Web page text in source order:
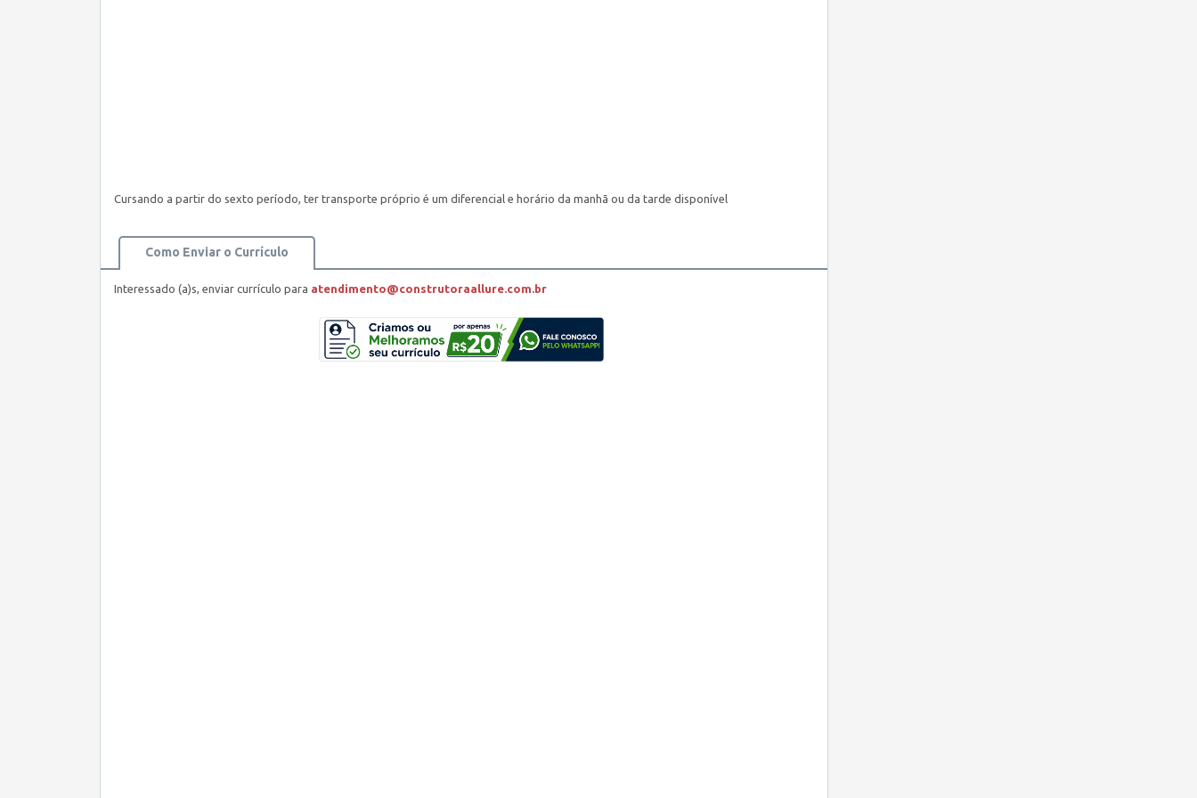
Cursando a partir do sexto período, ter transporte próprio é um diferencial e horário da manhã ou da tarde disponível
Como Enviar o Currículo
Interessado (a)s, enviar currículo para atendimento@construtoraallure.com.br